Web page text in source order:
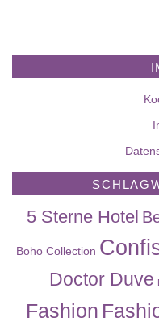
5 Sterne Hotel
Boho Collection
Doctor Duve
Fashion